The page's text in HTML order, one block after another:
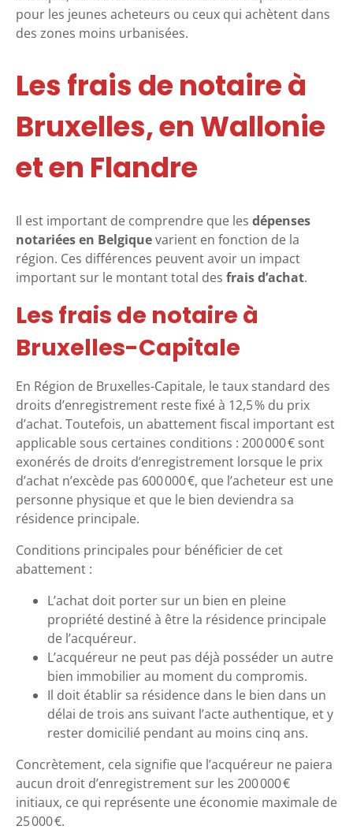
pour les jeunes acheteurs ou ceux qui achètent dans
des zones moins urbanisées.
Les frais de notaire à
Bruxelles, en Wallonie
et en Flandre
Il est important de comprendre que les dépenses
notariées en Belgiquevarient en fonction de la
région. Ces différences peuvent avoir un impact
important sur le montant total des frais d’achat.
Les frais de notaire à
Bruxelles-Capitale
En Région de Bruxelles-Capitale, le taux standard des
droits d’enregistrement reste fixé à 12,5 % du prix
d’achat. Toutefois, un abattement fiscal important est
applicable sous certaines conditions : 200 000 € sont
exonérés de droits d’enregistrement lorsque le prix
d’achat n’excède pas 600 000 €, que l’acheteur est une
personne physique et que le bien deviendra sa
résidence principale.
Conditions principales pour bénéficier de cet
abattement :
L’achat doit porter sur un bien en pleine
propriété destiné à être la résidence principale
de l’acquéreur.
L’acquéreur ne peut pas déjà posséder un autre
bien immobilier au moment du compromis.
Il doit établir sa résidence dans le bien dans un
délai de trois ans suivant l’acte authentique, et y
rester domicilié pendant au moins cinq ans.
Concrètement, cela signifie que l’acquéreur ne paiera
aucun droit d’enregistrement sur les 200 000 €
initiaux, ce qui représente une économie maximale de
25 000 €.